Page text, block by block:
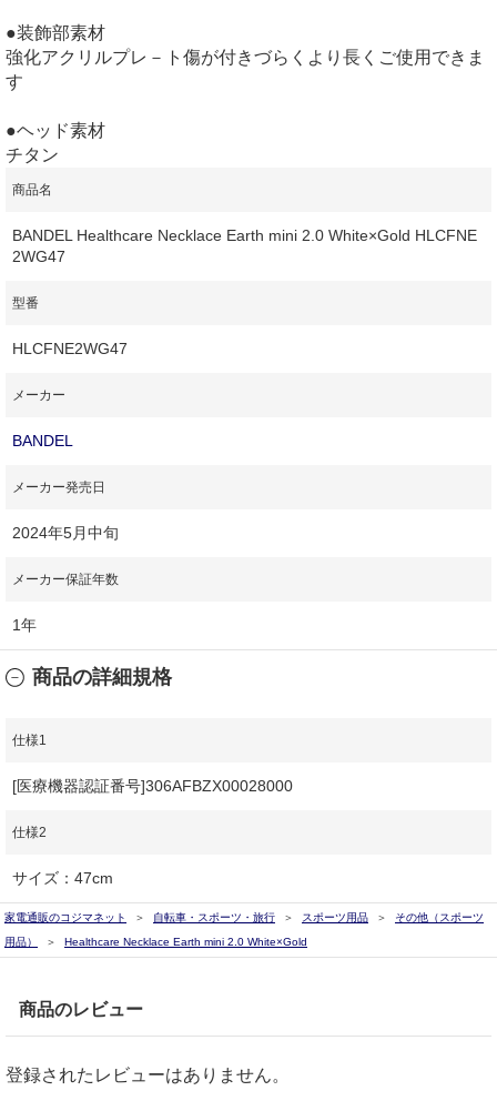
●装飾部素材
強化アクリルプレ－ト傷が付きづらくより長くご使用できま
す
●ヘッド素材
チタン
商品名
BANDEL Healthcare Necklace Earth mini 2.0 White×Gold HLCFNE
2WG47
型番
HLCFNE2WG47
メーカー
BANDEL
メーカー発売日
2024年5月中旬
メーカー保証年数
1年
商品の詳細規格
仕様1
[医療機器認証番号]306AFBZX00028000
仕様2
サイズ：47cm
家電通販のコジマネット 自転車・スポーツ・旅行 スポーツ用品
その他（スポーツ
用品）
Healthcare Necklace Earth mini 2.0 White×Gold
商品のレビュー
登録されたレビューはありません。